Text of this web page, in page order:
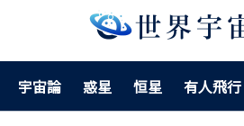
宇宙論 惑星 恒星 有人飛行